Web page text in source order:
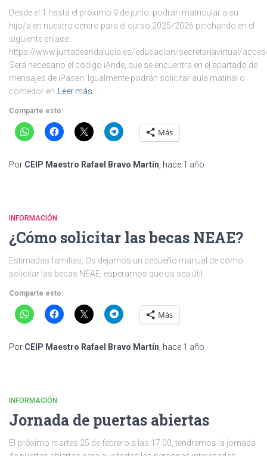
Desde el 1 hasta el próximo 9 de junio, podrán matricular a su
hijo/a en nuestro centro para el curso 2025/2026 pinchando en el
siguiente enlace:
https://www.juntadeandalucia.es/educacion/secretariavirtual/
Será necesario el código iAnde, que se encuentra en el apartado de
mensajes de iPasen. Igualmente podrán solicitar aula matinal o
comedor en
Leer más…
Comparte esto:
Más
Por CEIP Maestro Rafael Bravo Martín , hace 1 año
INFORMACIÓN
¿Cómo solicitar las becas NEAE?
Estimadas familias, Os dejamos un pequeño manual de cómo
solicitar las becas NEAE, esperamos que os sea útil.
Comparte esto:
Más
Por CEIP Maestro Rafael Bravo Martín , hace 1 año
INFORMACIÓN
Jornada de puertas abiertas
El próximo martes 25 de febrero a las 17:00, tendremos la jornada